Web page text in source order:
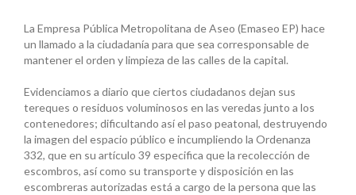
La Empresa Pública Metropolitana de Aseo (Emaseo EP) hace
un llamado a la ciudadanía para que sea corresponsable de
mantener el orden y limpieza de las calles de la capital.
Evidenciamos a diario que ciertos ciudadanos dejan sus
tereques o residuos voluminosos en las veredas junto a los
contenedores; dificultando así el paso peatonal, destruyendo
la imagen del espacio público e incumpliendo la Ordenanza
332, que en su artículo 39 especifica que la recolección de
escombros, así como su transporte y disposición en las
escombreras autorizadas está a cargo de la persona que las